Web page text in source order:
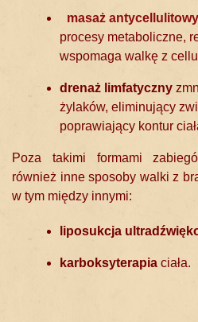
masaż antycellulitowy
procesy metaboliczne,
wspomaga walkę z
drenaż limfatyczny
żylaków, eliminujący
poprawiający kontur
Poza takimi formami
również inne sposoby walki z
w tym między innymi:
liposukcja
karboksyterapia ciała.